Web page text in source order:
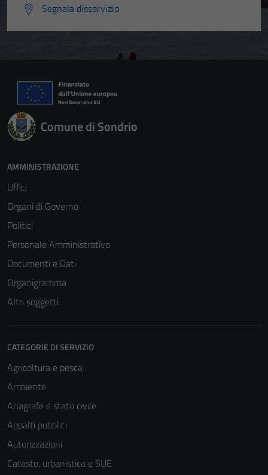
Segnala disservizio
Comune di Sondrio
AMMINISTRAZIONE
Uffici
Organi di Governo
Politici
Personale Amministrativo
Documenti e Dati
Organigramma
Altri soggetti
CATEGORIE DI SERVIZIO
Agricoltura e pesca
Ambiente
Anagrafe e stato civile
Appalti pubblici
Autorizzazioni
Catasto, urbanistica e SUE